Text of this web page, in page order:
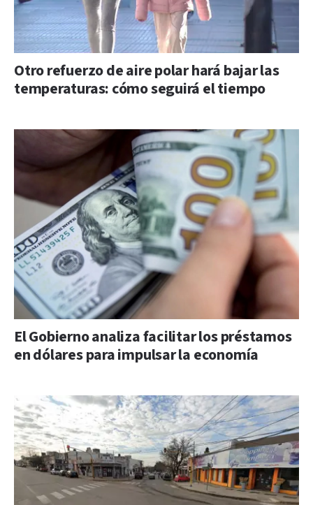
Otro refuerzo de aire polar hará bajar las
temperaturas: cómo seguirá el tiempo
El Gobierno analiza facilitar los préstamos
en dólares para impulsar la economía